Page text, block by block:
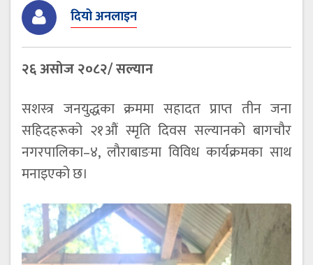
दियो अनलाइन
२६ असोज २०८२/ सल्यान
सशस्त्र जनयुद्धका क्रममा सहादत प्राप्त तीन जना
सहिदहरूको २१औं स्मृति दिवस सल्यानको बागचौर
नगरपालिका–४, लौराबाङमा विविध कार्यक्रमका साथ
मनाइएको छ।